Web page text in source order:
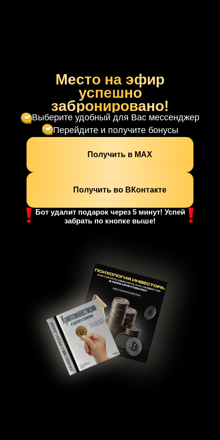
Место на эфир
успешно
забронировано!
Выберите удобный для Вас мессенджер
Перейдите и получите бонусы
Получить в МАХ
Получить во ВКонтакте
Бот удалит подарок через 5 минут! Успей
забрать по кнопке выше!